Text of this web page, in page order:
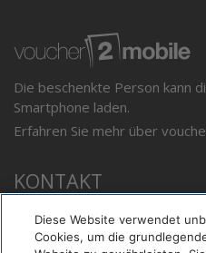
Die beschenkte Person kann
Smartphone laden.
Erfahren Sie mehr über
KONTAKT
Hyatt Regency Düsseldorf
Speditionstraße 19
Diese Website verwendet
Cookies, um die